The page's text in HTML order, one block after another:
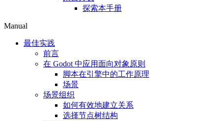
探索本手册
Manual
最佳实践
前言
在 Godot 中应用面向对象原则
脚本在引擎中的工作原理
场景
场景组织
如何有效地建立关系
选择节点树结构